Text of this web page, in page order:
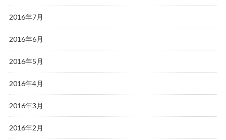
2016年7月
2016年6月
2016年5月
2016年4月
2016年3月
2016年2月